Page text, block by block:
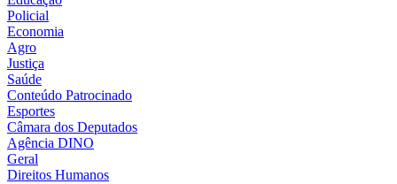
Policial
Economia
Agro
Justiça
Saúde
Conteúdo Patrocinado
Esportes
Câmara dos Deputados
Agência DINO
Geral
Direitos Humanos